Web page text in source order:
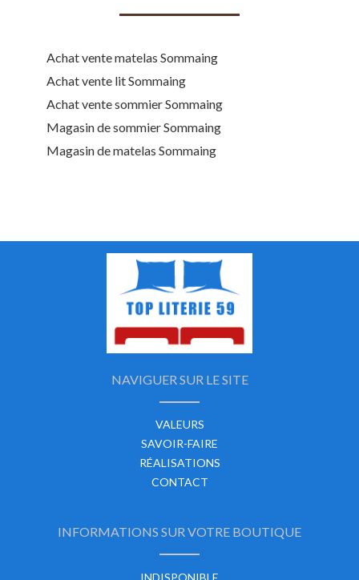
Achat vente matelas Sommaing
Achat vente lit Sommaing
Achat vente sommier Sommaing
Magasin de sommier Sommaing
Magasin de matelas Sommaing
NAVIGUER SUR LE SITE
VALEURS
SAVOIR-FAIRE
RÉALISATIONS
CONTACT
INFORMATIONS SUR VOTRE BOUTIQUE
INDISPONIBLE